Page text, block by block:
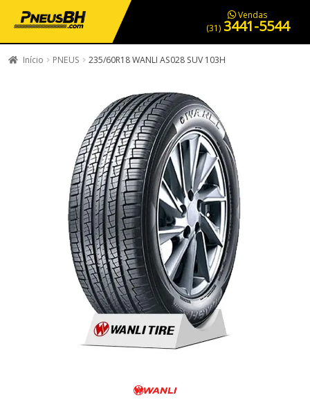
PNEUS EM OFERTA SERVIÇOS AUTOMOTIVOS NOSSA LOJA
Vendas
(31) 3441-5544
Início PNEUS 235/60R18 WANLI AS028 SUV 103H